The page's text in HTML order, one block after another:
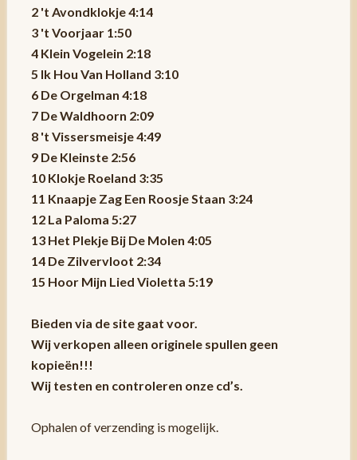
2 't Avondklokje 4:14
3 't Voorjaar 1:50
4 Klein Vogelein 2:18
5 Ik Hou Van Holland 3:10
6 De Orgelman 4:18
7 De Waldhoorn 2:09
8 't Vissersmeisje 4:49
9 De Kleinste 2:56
10 Klokje Roeland 3:35
11 Knaapje Zag Een Roosje Staan 3:24
12 La Paloma 5:27
13 Het Plekje Bij De Molen 4:05
14 De Zilvervloot 2:34
15 Hoor Mijn Lied Violetta 5:19
Bieden via de site gaat voor.
Wij verkopen alleen originele spullen geen
kopieën!!!
Wij testen en controleren onze cd’s.
Ophalen of verzending is mogelijk.